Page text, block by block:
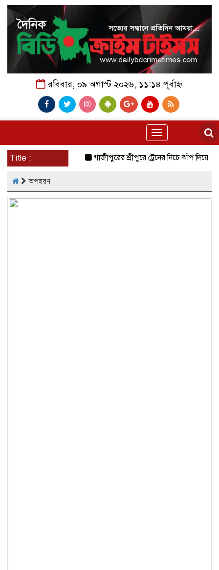
রবিবার, ০৯ অগাস্ট ২০২৬, ১১:১৪ পূর্বাহ্ন
Toggle
navigation
Title : গাজীপুরের শ্রীপুরে ট্রেনের নিচে ঝাঁপ দিয়ে
অপহরণ